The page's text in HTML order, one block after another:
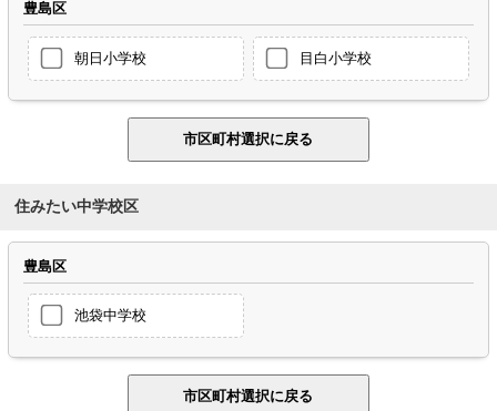
豊島区
朝日小学校 目白小学校
住みたい中学校区
豊島区
池袋中学校